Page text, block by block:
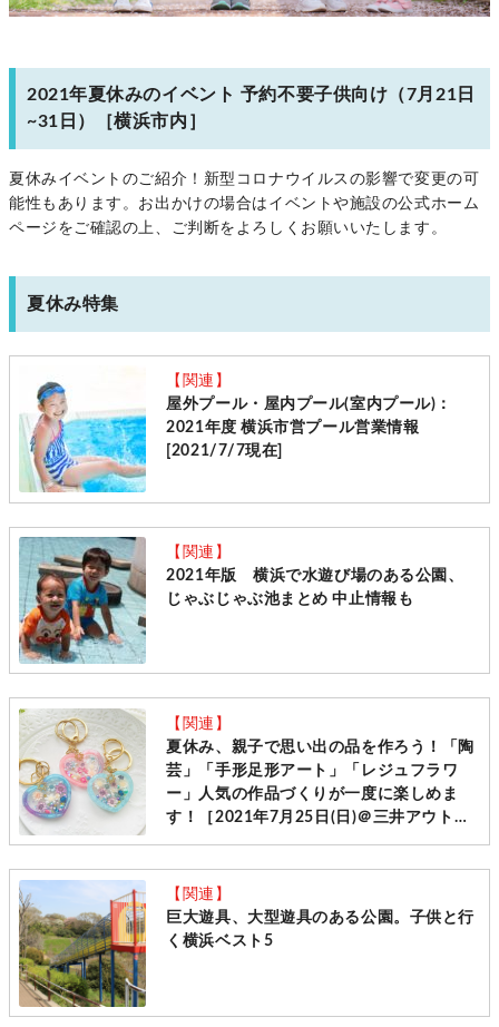
2021年夏休みのイベント 予約不要子供向け（7月21日
~31日）［横浜市内］
夏休みイベントのご紹介！新型コロナウイルスの影響で変更の可
能性もあります。お出かけの場合はイベントや施設の公式ホーム
ページをご確認の上、ご判断をよろしくお願いいたします。
夏休み特集
【関連】
屋外プール・屋内プール(室内プール)：
2021年度 横浜市営プール営業情報
[2021/7/7現在]
【関連】
2021年版 横浜で水遊び場のある公園、
じゃぶじゃぶ池まとめ 中止情報も
【関連】
夏休み、親子で思い出の品を作ろう！「陶
芸」「手形足形アート」「レジュフラワ
ー」人気の作品づくりが一度に楽しめま
す！［2021年7月25日(日)＠三井アウトレ
【関連】
巨大遊具、大型遊具のある公園。子供と行
く横浜ベスト5